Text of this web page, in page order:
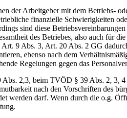
der Arbeitgeber mit dem Betriebs-
finanzielle Schwierigkeiten
sind diese
des Betriebes, also auch für
9 Abs. 3, Art. 20 Abs. 2 GG
ebenso nach dem
Regelungen gegen das
2,3, beim TVÖD § 39 Abs. 2, 3,
nach den Vorschriften des
werden darf. Wenn durch die o.g.